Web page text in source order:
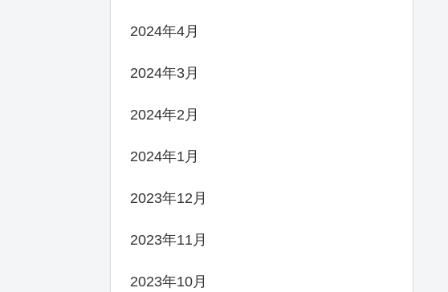
2024年4月
2024年3月
2024年2月
2024年1月
2023年12月
2023年11月
2023年10月